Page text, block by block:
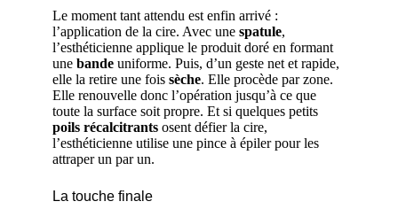
Le moment tant attendu est enfin arrivé :
l’application de la cire. Avec une spatule,
l’esthéticienne applique le produit doré en formant
une bandeuniforme. Puis, d’un geste net et rapide,
elle la retire une fois sèche. Elle procède par zone.
Elle renouvelle donc l’opération jusqu’à ce que
toute la surface soit propre. Et si quelques petits
poils récalcitrantsosent défier la cire,
l’esthéticienne utilise une pince à épiler pour les
attraper un par un.
La touche finale